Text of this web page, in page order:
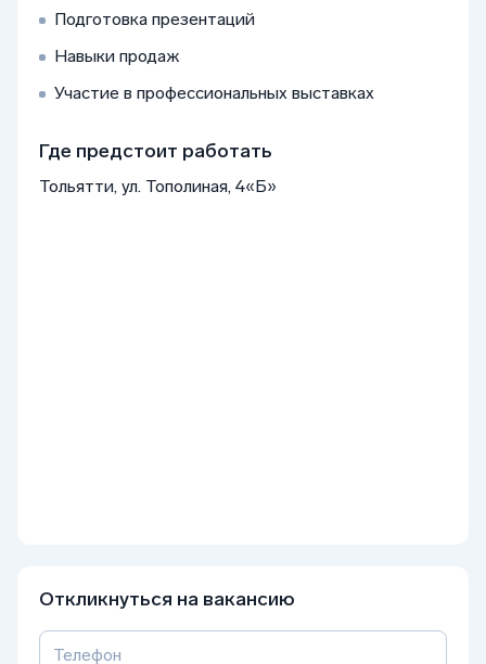
Подготовка презентаций
Навыки продаж
Участие в профессиональных выставках
Где предстоит работать
Тольятти, ул. Тополиная, 4«Б»
Откликнуться на вакансию